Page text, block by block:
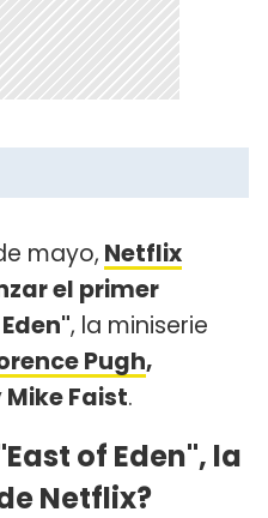
mayo, Netflix
el primer
, la miniserie
Pugh,
Mike Faist.
of Eden", la
Netflix?